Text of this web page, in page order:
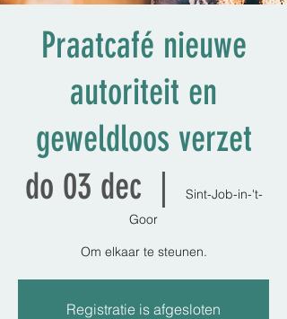
Praatcafé nieuwe
autoriteit en
geweldloos verzet
do 03 dec
Sint-Job-in-'t-
Goor
Om elkaar te steunen.
Registratie is afgesloten